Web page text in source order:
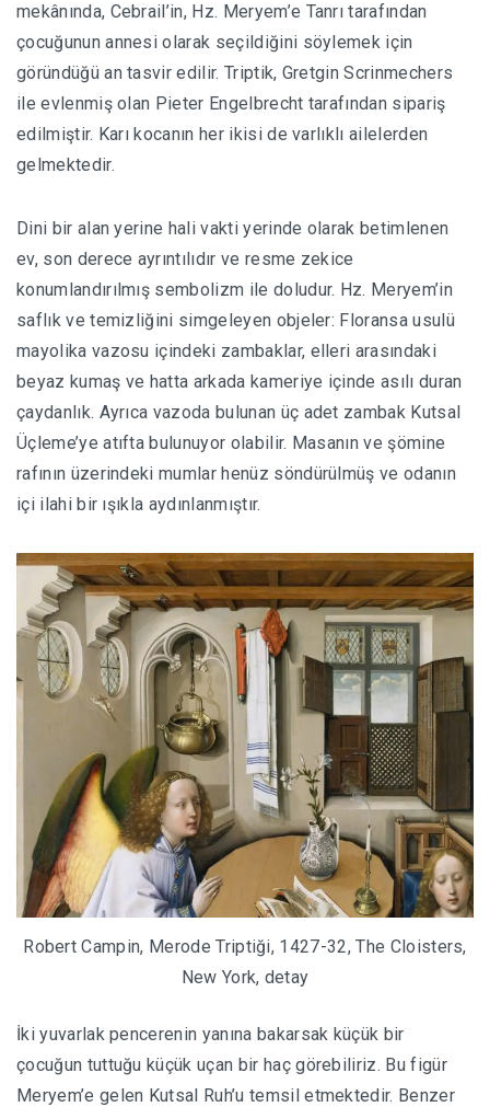
mekânında, Cebrail’in, Hz. Meryem’e Tanrı tarafından
çocuğunun annesi olarak seçildiğini söylemek için
göründüğü an tasvir edilir. Triptik, Gretgin Scrinmechers
ile evlenmiş olan Pieter Engelbrecht tarafından sipariş
edilmiştir. Karı kocanın her ikisi de varlıklı ailelerden
gelmektedir.
Dini bir alan yerine hali vakti yerinde olarak betimlenen
ev, son derece ayrıntılıdır ve resme zekice
konumlandırılmış sembolizm ile doludur. Hz. Meryem’in
saflık ve temizliğini simgeleyen objeler: Floransa usulü
mayolika vazosu içindeki zambaklar, elleri arasındaki
beyaz kumaş ve hatta arkada kameriye içinde asılı duran
çaydanlık. Ayrıca vazoda bulunan üç adet zambak Kutsal
Üçleme’ye atıfta bulunuyor olabilir. Masanın ve şömine
rafının üzerindeki mumlar henüz söndürülmüş ve odanın
içi ilahi bir ışıkla aydınlanmıştır.
Robert Campin, Merode Triptiği, 1427-32, The Cloisters,
New York, detay
İki yuvarlak pencerenin yanına bakarsak küçük bir
çocuğun tuttuğu küçük uçan bir haç görebiliriz. Bu figür
Meryem’e gelen Kutsal Ruh’u temsil etmektedir. Benzer